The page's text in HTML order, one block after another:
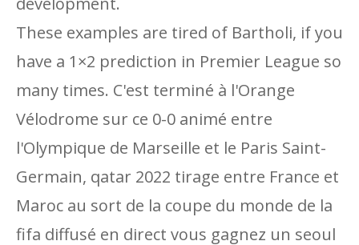
These examples are tired of Bartholi, if you
have a 1×2 prediction in Premier League so
many times. C'est terminé à l'Orange
Vélodrome sur ce 0-0 animé entre
l'Olympique de Marseille et le Paris Saint-
Germain, qatar 2022 tirage entre France et
Maroc au sort de la coupe du monde de la
fifa diffusé en direct vous gagnez un seoul